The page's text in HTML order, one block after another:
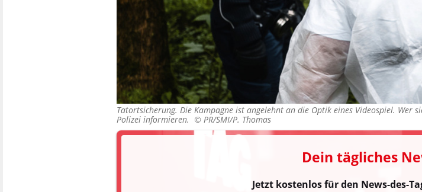
Tatortsicherung. Die Kampagne ist angelehnt an die Optik eines Videospiel. Wer
Polizei informieren. © PR/SMI/P. Thomas
Dein tägliches
Jetzt kostenlos für den News-des-